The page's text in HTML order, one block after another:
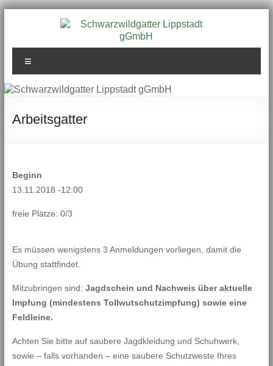
Schwarzwildgatter
Lippstadt gGmbH
Arbeitsgatter
Beginn
13.11.2018 -12:00
freie Plätze: 0/3
Es müssen wenigstens 3 Anmeldungen vorliegen, damit die
Übung stattfindet.
Mitzubringen sind: Jagdschein und Nachweis über aktuelle
Impfung (mindestens Tollwutschutzimpfung) sowie eine
Feldleine.
Achten Sie bitte auf saubere Jagdkleidung und Schuhwerk,
sowie – falls vorhanden – eine saubere Schutzweste Ihres